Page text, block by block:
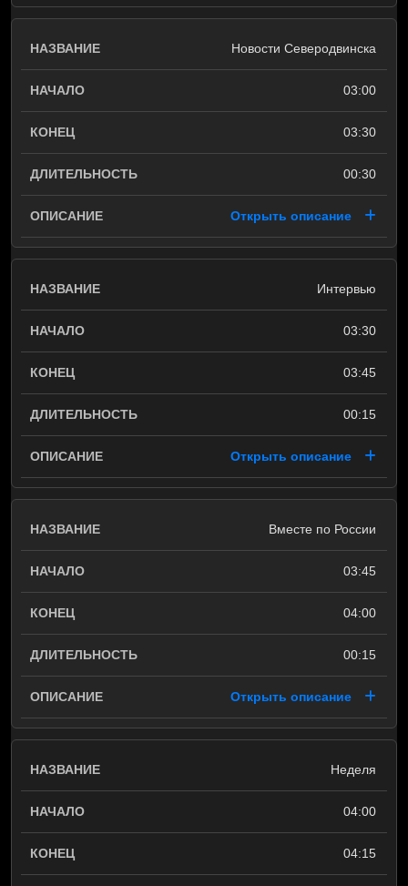
Новости Северодвинска
03:00
03:30
00:30
Открыть описание
Интервью
03:30
03:45
00:15
Открыть описание
Вместе по России
03:45
04:00
00:15
Открыть описание
Неделя
04:00
04:15